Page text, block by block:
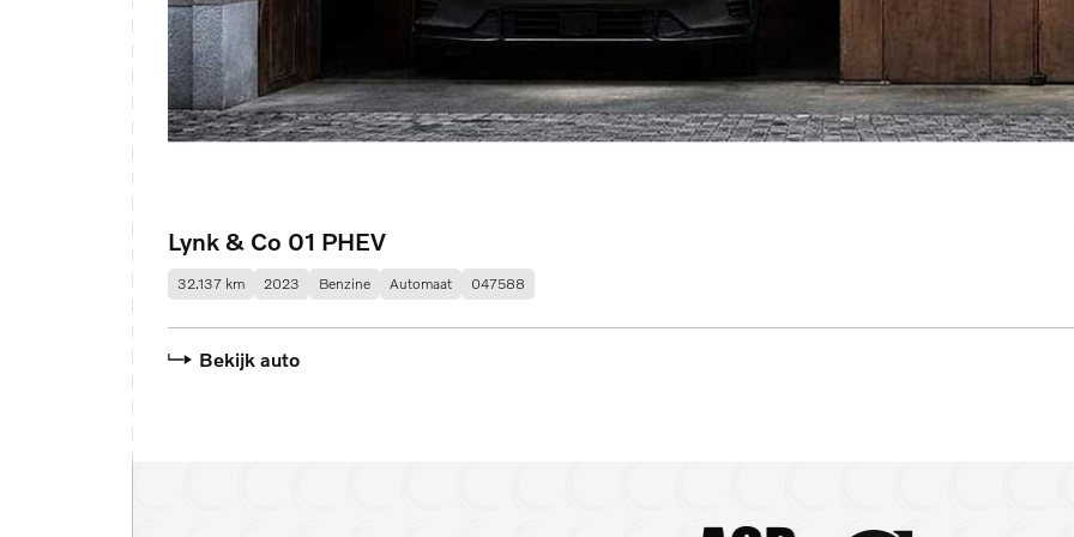
Lynk & Co 01 PHEV
32.137 km 2023 Benzine Automaat 047588
Bekijk auto